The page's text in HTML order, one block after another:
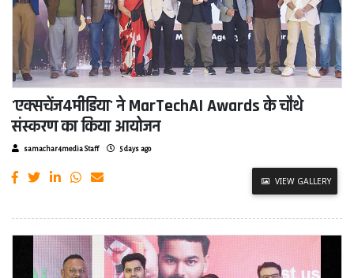
'एक्सचेंज4मीडिया' ने MarTechAI Awards के चौथे
संस्करण का किया आयोजन
samachar4media Staff 5 days ago
VIEW GALLERY